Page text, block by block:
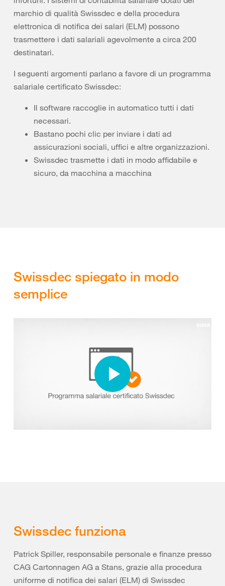
marchio di qualità Swissdec e della procedura
elettronica di notifica dei salari (ELM) possono
trasmettere i dati salariali agevolmente a circa 200
destinatari.
I seguenti argomenti parlano a favore di un programma
salariale certificato Swissdec:
Il software raccoglie in automatico tutti i dati
necessari.
Bastano pochi clic per inviare i dati ad
assicurazioni sociali, uffici e altre organizzazioni.
Swissdec trasmette i dati in modo affidabile e
sicuro, da macchina a macchina
Swissdec spiegato in modo
semplice
Swissdec funziona
Patrick Spiller, responsabile personale e finanze presso
CAG Cartonnagen AG a Stans, grazie alla procedura
uniforme di notifica dei salari (ELM) di Swissdec